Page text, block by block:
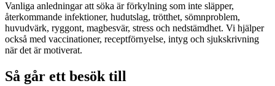
Vanliga anledningar att söka är förkylning som inte släpper,
återkommande infektioner, hudutslag, trötthet, sömnproblem,
huvudvärk, ryggont, magbesvär, stress och nedstämdhet. Vi hjälper
också med vaccinationer, receptförnyelse, intyg och sjukskrivning
när det är motiverat.
Så går ett besök till